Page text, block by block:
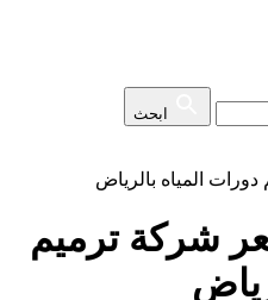
ابحث
المياه بالرياض
شركة ترميم